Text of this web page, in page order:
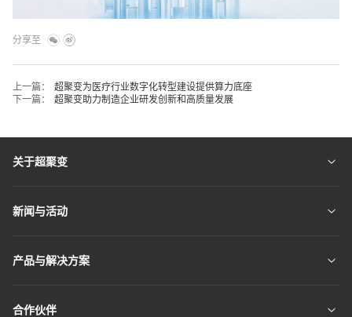
分享至
上一篇：
超聚变为医疗行业数字化转型建设提供算力底座
下一篇：
超聚变助力制造企业研发创新和高质量发展
关于超聚变
新闻与活动
产品与解决方案
合作伙伴